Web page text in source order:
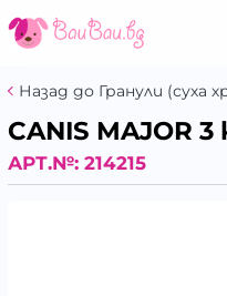
Назад до Гранули (суха
CANIS MAJOR 3
АРТ.№: 214215